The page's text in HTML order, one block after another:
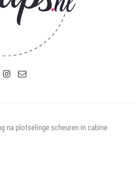
na plotselinge scheuren in cabine